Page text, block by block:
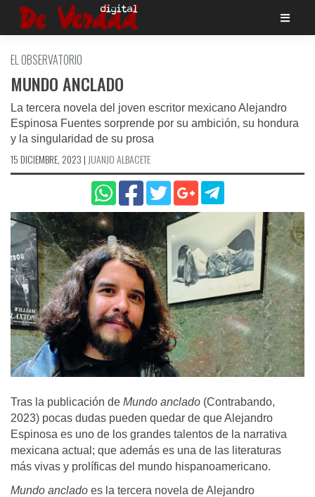
Saltar
EL OBSERVATORIO
MUNDO ANCLADO
La tercera novela del joven escritor mexicano Alejandro
Espinosa Fuentes sorprende por su ambición, su hondura
y la singularidad de su prosa
15 DICIEMBRE, 2023 | JUANJO ALBACETE
Tras la publicación de Mundo anclado (Contrabando,
2023) pocas dudas pueden quedar de que Alejandro
Espinosa es uno de los grandes talentos de la narrativa
mexicana actual; que además es una de las literaturas
más vivas y prolíficas del mundo hispanoamericano.
Mundo anclado es la tercera novela de Alejandro